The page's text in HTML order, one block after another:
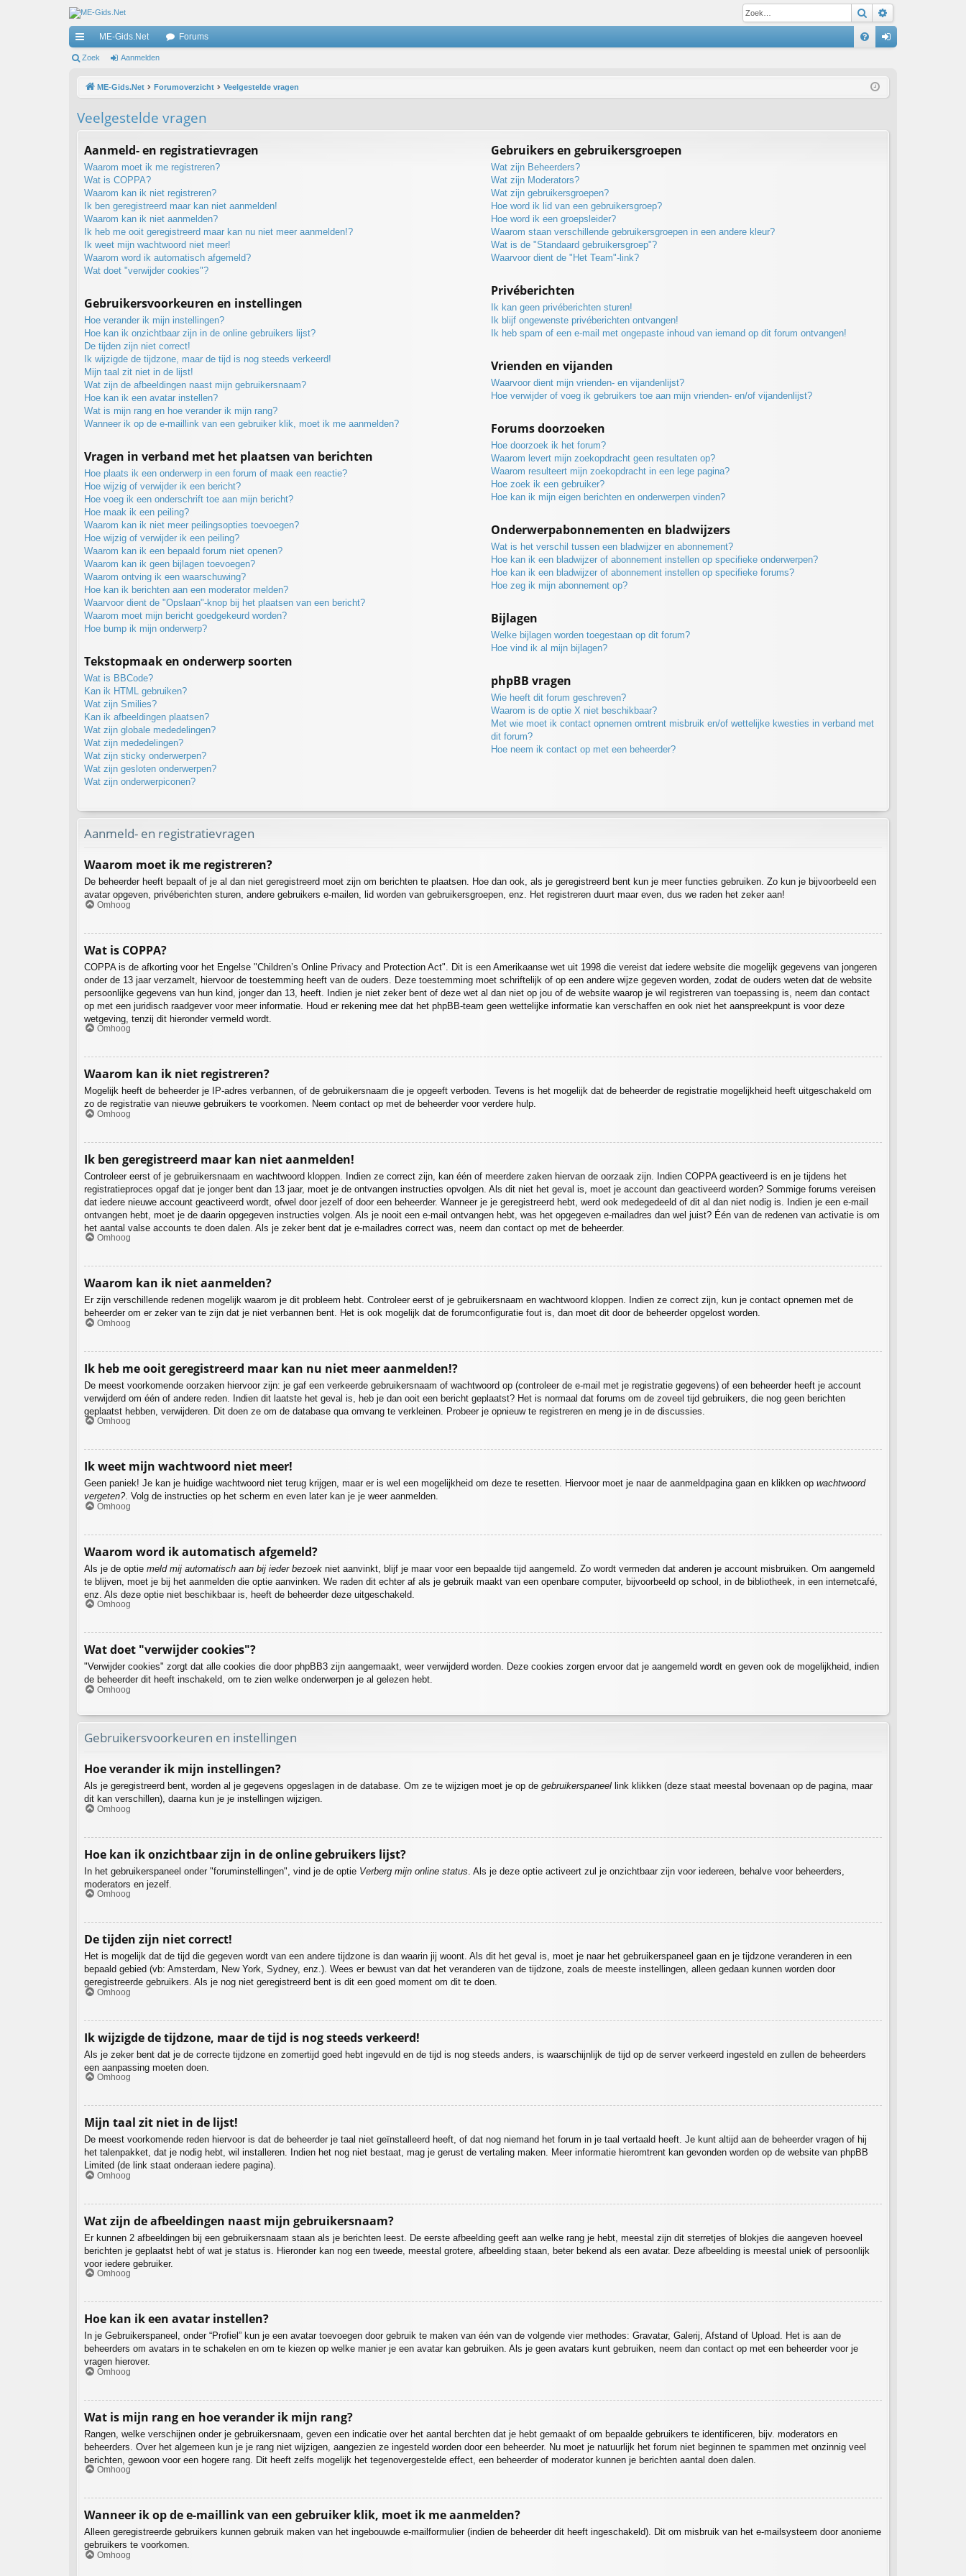
Zoek
ne
ks
ME-Gids.Net Forums
m
Zoek Aanmelden
ME-Gids.Net Forumoverzicht Veelgestelde vragen
Veelgestelde vragen
Aanmeld- en registratievragen
Waarom moet ik me registreren?
Wat is COPPA?
Waarom kan ik niet registreren?
Ik ben geregistreerd maar kan niet aanmelden!
Waarom kan ik niet aanmelden?
Ik heb me ooit geregistreerd maar kan nu niet meer aanmelden!?
Ik weet mijn wachtwoord niet meer!
Waarom word ik automatisch afgemeld?
Wat doet "verwijder cookies"?
Gebruikersvoorkeuren en instellingen
Hoe verander ik mijn instellingen?
Hoe kan ik onzichtbaar zijn in de online gebruikers lijst?
De tijden zijn niet correct!
Ik wijzigde de tijdzone, maar de tijd is nog steeds verkeerd!
Mijn taal zit niet in de lijst!
Wat zijn de afbeeldingen naast mijn gebruikersnaam?
Hoe kan ik een avatar instellen?
Wat is mijn rang en hoe verander ik mijn rang?
Wanneer ik op de e-maillink van een gebruiker klik, moet ik me aanmelden?
Vragen in verband met het plaatsen van berichten
Hoe plaats ik een onderwerp in een forum of maak een reactie?
Hoe wijzig of verwijder ik een bericht?
Hoe voeg ik een onderschrift toe aan mijn bericht?
Hoe maak ik een peiling?
Waarom kan ik niet meer peilingsopties toevoegen?
Hoe wijzig of verwijder ik een peiling?
Waarom kan ik een bepaald forum niet openen?
Waarom kan ik geen bijlagen toevoegen?
Waarom ontving ik een waarschuwing?
Hoe kan ik berichten aan een moderator melden?
Waarvoor dient de "Opslaan"-knop bij het plaatsen van een bericht?
Waarom moet mijn bericht goedgekeurd worden?
Hoe bump ik mijn onderwerp?
Tekstopmaak en onderwerp soorten
Wat is BBCode?
Kan ik HTML gebruiken?
Wat zijn Smilies?
Kan ik afbeeldingen plaatsen?
Wat zijn globale mededelingen?
Wat zijn mededelingen?
Wat zijn sticky onderwerpen?
Wat zijn gesloten onderwerpen?
Wat zijn onderwerpiconen?
Gebruikers en gebruikersgroepen
Wat zijn Beheerders?
Wat zijn Moderators?
Wat zijn gebruikersgroepen?
Hoe word ik lid van een gebruikersgroep?
Hoe word ik een groepsleider?
Waarom staan verschillende gebruikersgroepen in een andere kleur?
Wat is de "Standaard gebruikersgroep"?
Waarvoor dient de "Het Team"-link?
Privéberichten
Ik kan geen privéberichten sturen!
Ik blijf ongewenste privéberichten ontvangen!
Ik heb spam of een e-mail met ongepaste inhoud van iemand op dit forum ontvangen!
Vrienden en vijanden
Waarvoor dient mijn vrienden- en vijandenlijst?
Hoe verwijder of voeg ik gebruikers toe aan mijn vrienden- en/of vijandenlijst?
Forums doorzoeken
Hoe doorzoek ik het forum?
Waarom levert mijn zoekopdracht geen resultaten op?
Waarom resulteert mijn zoekopdracht in een lege pagina?
Hoe zoek ik een gebruiker?
Hoe kan ik mijn eigen berichten en onderwerpen vinden?
Onderwerpabonnementen en bladwijzers
Wat is het verschil tussen een bladwijzer en abonnement?
Hoe kan ik een bladwijzer of abonnement instellen op specifieke onderwerpen?
Hoe kan ik een bladwijzer of abonnement instellen op specifieke forums?
Hoe zeg ik mijn abonnement op?
Bijlagen
Welke bijlagen worden toegestaan op dit forum?
Hoe vind ik al mijn bijlagen?
phpBB vragen
Wie heeft dit forum geschreven?
Waarom is de optie X niet beschikbaar?
Met wie moet ik contact opnemen omtrent misbruik en/of wettelijke kwesties in verband met
dit forum?
Hoe neem ik contact op met een beheerder?
Aanmeld- en registratievragen
Waarom moet ik me registreren?
De beheerder heeft bepaalt of je al dan niet geregistreerd moet zijn om berichten te plaatsen. Hoe dan ook, als je geregistreerd bent kun je meer functies gebruiken. Zo kun je bijvoorbeeld een
avatar opgeven, privéberichten sturen, andere gebruikers e-mailen, lid worden van gebruikersgroepen, enz. Het registreren duurt maar even, dus we raden het zeker aan!
Omhoog
Wat is COPPA?
COPPA is de afkorting voor het Engelse "Children’s Online Privacy and Protection Act". Dit is een Amerikaanse wet uit 1998 die vereist dat iedere website die mogelijk gegevens van jongeren
onder de 13 jaar verzamelt, hiervoor de toestemming heeft van de ouders. Deze toestemming moet schriftelijk of op een andere wijze gegeven worden, zodat de ouders weten dat de website
persoonlijke gegevens van hun kind, jonger dan 13, heeft. Indien je niet zeker bent of deze wet al dan niet op jou of de website waarop je wil registreren van toepassing is, neem dan contact
op met een juridisch raadgever voor meer informatie. Houd er rekening mee dat het phpBB-team geen wettelijke informatie kan verschaffen en ook niet het aanspreekpunt is voor deze
wetgeving, tenzij dit hieronder vermeld wordt.
Omhoog
Waarom kan ik niet registreren?
Mogelijk heeft de beheerder je IP-adres verbannen, of de gebruikersnaam die je opgeeft verboden. Tevens is het mogelijk dat de beheerder de registratie mogelijkheid heeft uitgeschakeld om
zo de registratie van nieuwe gebruikers te voorkomen. Neem contact op met de beheerder voor verdere hulp.
Omhoog
Ik ben geregistreerd maar kan niet aanmelden!
Controleer eerst of je gebruikersnaam en wachtwoord kloppen. Indien ze correct zijn, kan één of meerdere zaken hiervan de oorzaak zijn. Indien COPPA geactiveerd is en je tijdens het
registratieproces opgaf dat je jonger bent dan 13 jaar, moet je de ontvangen instructies opvolgen. Als dit niet het geval is, moet je account dan geactiveerd worden? Sommige forums vereisen
dat iedere nieuwe account geactiveerd wordt, ofwel door jezelf of door een beheerder. Wanneer je je geregistreerd hebt, werd ook medegedeeld of dit al dan niet nodig is. Indien je een e-mail
ontvangen hebt, moet je de daarin opgegeven instructies volgen. Als je nooit een e-mail ontvangen hebt, was het opgegeven e-mailadres dan wel juist? Één van de redenen van activatie is om
het aantal valse accounts te doen dalen. Als je zeker bent dat je e-mailadres correct was, neem dan contact op met de beheerder.
Omhoog
Waarom kan ik niet aanmelden?
Er zijn verschillende redenen mogelijk waarom je dit probleem hebt. Controleer eerst of je gebruikersnaam en wachtwoord kloppen. Indien ze correct zijn, kun je contact opnemen met de
beheerder om er zeker van te zijn dat je niet verbannen bent. Het is ook mogelijk dat de forumconfiguratie fout is, dan moet dit door de beheerder opgelost worden.
Omhoog
Ik heb me ooit geregistreerd maar kan nu niet meer aanmelden!?
De meest voorkomende oorzaken hiervoor zijn: je gaf een verkeerde gebruikersnaam of wachtwoord op (controleer de e-mail met je registratie gegevens) of een beheerder heeft je account
verwijderd om één of andere reden. Indien dit laatste het geval is, heb je dan ooit een bericht geplaatst? Het is normaal dat forums om de zoveel tijd gebruikers, die nog geen berichten
geplaatst hebben, verwijderen. Dit doen ze om de database qua omvang te verkleinen. Probeer je opnieuw te registreren en meng je in de discussies.
Omhoog
Ik weet mijn wachtwoord niet meer!
Geen paniek! Je kan je huidige wachtwoord niet terug krijgen, maar er is wel een mogelijkheid om deze te resetten. Hiervoor moet je naar de aanmeldpagina gaan en klikken op wachtwoord
vergeten?. Volg de instructies op het scherm en even later kan je je weer aanmelden.
Omhoog
Waarom word ik automatisch afgemeld?
Als je de optie meld mij automatisch aan bij ieder bezoek niet aanvinkt, blijf je maar voor een bepaalde tijd aangemeld. Zo wordt vermeden dat anderen je account misbruiken. Om aangemeld
te blijven, moet je bij het aanmelden die optie aanvinken. We raden dit echter af als je gebruik maakt van een openbare computer, bijvoorbeeld op school, in de bibliotheek, in een internetcafé,
enz. Als deze optie niet beschikbaar is, heeft de beheerder deze uitgeschakeld.
Omhoog
Wat doet "verwijder cookies"?
"Verwijder cookies" zorgt dat alle cookies die door phpBB3 zijn aangemaakt, weer verwijderd worden. Deze cookies zorgen ervoor dat je aangemeld wordt en geven ook de mogelijkheid, indien
de beheerder dit heeft inschakeld, om te zien welke onderwerpen je al gelezen hebt.
Omhoog
Gebruikersvoorkeuren en instellingen
Hoe verander ik mijn instellingen?
Als je geregistreerd bent, worden al je gegevens opgeslagen in de database. Om ze te wijzigen moet je op de gebruikerspaneel link klikken (deze staat meestal bovenaan op de pagina, maar
dit kan verschillen), daarna kun je je instellingen wijzigen.
Omhoog
Hoe kan ik onzichtbaar zijn in de online gebruikers lijst?
In het gebruikerspaneel onder "foruminstellingen", vind je de optie Verberg mijn online status . Als je deze optie activeert zul je onzichtbaar zijn voor iedereen, behalve voor beheerders,
moderators en jezelf.
Omhoog
De tijden zijn niet correct!
Het is mogelijk dat de tijd die gegeven wordt van een andere tijdzone is dan waarin jij woont. Als dit het geval is, moet je naar het gebruikerspaneel gaan en je tijdzone veranderen in een
bepaald gebied (vb: Amsterdam, New York, Sydney, enz.). Wees er bewust van dat het veranderen van de tijdzone, zoals de meeste instellingen, alleen gedaan kunnen worden door
geregistreerde gebruikers. Als je nog niet geregistreerd bent is dit een goed moment om dit te doen.
Omhoog
Ik wijzigde de tijdzone, maar de tijd is nog steeds verkeerd!
Als je zeker bent dat je de correcte tijdzone en zomertijd goed hebt ingevuld en de tijd is nog steeds anders, is waarschijnlijk de tijd op de server verkeerd ingesteld en zullen de beheerders
een aanpassing moeten doen.
Omhoog
Mijn taal zit niet in de lijst!
De meest voorkomende reden hiervoor is dat de beheerder je taal niet geïnstalleerd heeft, of dat nog niemand het forum in je taal vertaald heeft. Je kunt altijd aan de beheerder vragen of hij
het talenpakket, dat je nodig hebt, wil installeren. Indien het nog niet bestaat, mag je gerust de vertaling maken. Meer informatie hieromtrent kan gevonden worden op de website van phpBB
Limited (de link staat onderaan iedere pagina).
Omhoog
Wat zijn de afbeeldingen naast mijn gebruikersnaam?
Er kunnen 2 afbeeldingen bij een gebruikersnaam staan als je berichten leest. De eerste afbeelding geeft aan welke rang je hebt, meestal zijn dit sterretjes of blokjes die aangeven hoeveel
berichten je geplaatst hebt of wat je status is. Hieronder kan nog een tweede, meestal grotere, afbeelding staan, beter bekend als een avatar. Deze afbeelding is meestal uniek of persoonlijk
voor iedere gebruiker.
Omhoog
Hoe kan ik een avatar instellen?
In je Gebruikerspaneel, onder “Profiel” kun je een avatar toevoegen door gebruik te maken van één van de volgende vier methodes: Gravatar, Galerij, Afstand of Upload. Het is aan de
beheerders om avatars in te schakelen en om te kiezen op welke manier je een avatar kan gebruiken. Als je geen avatars kunt gebruiken, neem dan contact op met een beheerder voor je
vragen hierover.
Omhoog
Wat is mijn rang en hoe verander ik mijn rang?
Rangen, welke verschijnen onder je gebruikersnaam, geven een indicatie over het aantal berchten dat je hebt gemaakt of om bepaalde gebruikers te identificeren, bijv. moderators en
beheerders. Over het algemeen kun je je rang niet wijzigen, aangezien ze ingesteld worden door een beheerder. Nu moet je natuurlijk het forum niet beginnen te spammen met onzinnig veel
berichten, gewoon voor een hogere rang. Dit heeft zelfs mogelijk het tegenovergestelde effect, een beheerder of moderator kunnen je berichten aantal doen dalen.
Omhoog
Wanneer ik op de e-maillink van een gebruiker klik, moet ik me aanmelden?
Alleen geregistreerde gebruikers kunnen gebruik maken van het ingebouwde e-mailformulier (indien de beheerder dit heeft ingeschakeld). Dit om misbruik van het e-mailsysteem door anonieme
gebruikers te voorkomen.
Omhoog